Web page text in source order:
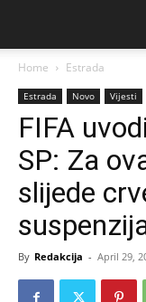
Home Estrada
Estrada Novo Vijesti
FIFA
SP: Za
slijede
By Redakcija - April 29,